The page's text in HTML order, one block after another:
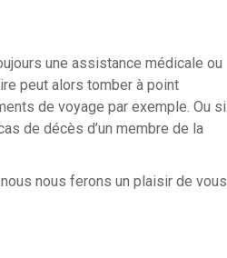
une assistance médicale ou
peut alors tomber à point
de voyage par exemple. Ou si
de décès d’un membre de la
nous ferons un plaisir de vous